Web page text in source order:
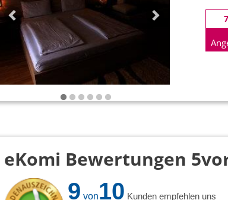
eKomi Bewertungen
9 von10 Kunden empfehlen uns